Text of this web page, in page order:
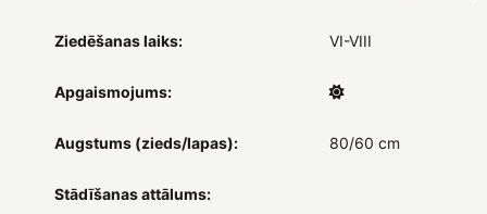
Ziedēšanas laiks: VI-VIII
Apgaismojums:
Augstums (zieds/lapas): 80/60 cm
Stādīšanas attālums: